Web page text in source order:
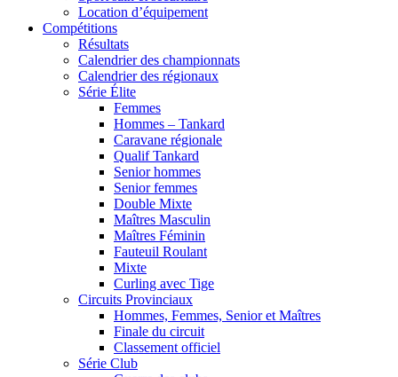
Location d’équipement
Compétitions
Résultats
Calendrier des championnats
Calendrier des régionaux
Série Élite
Femmes
Hommes – Tankard
Caravane régionale
Qualif Tankard
Senior hommes
Senior femmes
Double Mixte
Maîtres Masculin
Maîtres Féminin
Fauteuil Roulant
Mixte
Curling avec Tige
Circuits Provinciaux
Hommes, Femmes, Senior et Maîtres
Finale du circuit
Classement officiel
Série Club